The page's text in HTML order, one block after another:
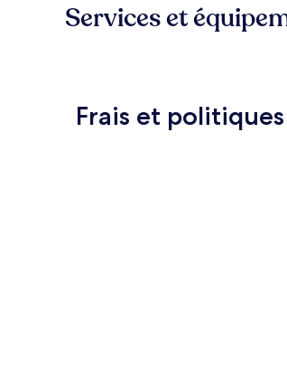
Services et
Frais et politiques